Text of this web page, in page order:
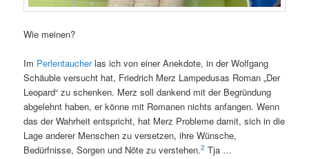
Wie meinen?
Im Perlentaucherlas ich von einer Anekdote, in der Wolfgang
Schäuble versucht hat, Friedrich Merz Lampedusas Roman „Der
Leopard“ zu schenken. Merz soll dankend mit der Begründung
abgelehnt haben, er könne mit Romanen nichts anfangen. Wenn
das der Wahrheit entspricht, hat Merz Probleme damit, sich in die
Lage anderer Menschen zu versetzen, ihre Wünsche,
Bedürfnisse, Sorgen und Nöte zu verstehen.2 Tja …